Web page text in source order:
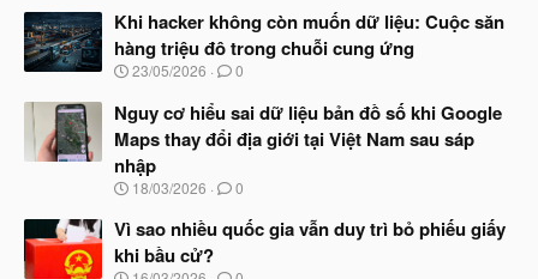
à
b
ắ
đ
ầ
u
Khi hacker không còn muốn dữ liệu: Cuộc săn
hàng triệu đô trong chuỗi cung ứng
N
à
y
b
ắ
t
ầ
u
23/05/2026 0
Nguy cơ hiểu sai dữ liệu bản đồ số khi Google
Maps thay đổi địa giới tại Việt Nam sau sáp
nhập
N
à
b
18/03/2026 0
Vì sao nhiều quốc gia vẫn duy trì bỏ phiếu giấy
khi bầu cử?